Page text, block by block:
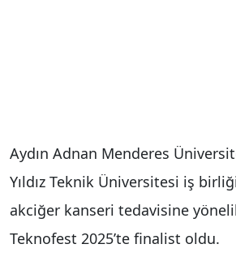
Aydın Adnan Menderes
Yıldız Teknik Üniversitesi iş
akciğer kanseri tedavisine
Teknofest 2025’te finalist oldu.